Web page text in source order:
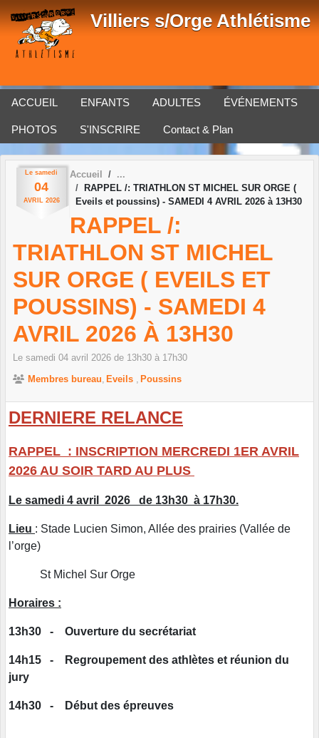
Villiers s/Orge Athlétisme
ACCUEIL ENFANTS ADULTES ÉVÉNEMENTS
PHOTOS S'INSCRIRE Contact & Plan
Le samedi
04
AVRIL 2026
Accueil
RAPPEL /: TRIATHLON ST MICHEL SUR ORGE (
Eveils et poussins) - SAMEDI 4 AVRIL 2026 à 13H30
RAPPEL /:
TRIATHLON ST MICHEL
SUR ORGE ( EVEILS ET
POUSSINS) - SAMEDI 4
AVRIL 2026 À 13H30
Le samedi 04 avril 2026 de 13h30 à 17h30
Membres bureau Eveils Poussins
DERNIERE RELANCE
RAPPEL : INSCRIPTION MERCREDI 1ER AVRIL
2026 AU SOIR TARD AU PLUS
Le samedi 4 avril 2026 de 13h30 à 17h30.
Lieu : Stade Lucien Simon, Allée des prairies (Vallée de
l’orge)
St Michel Sur Orge
Horaires :
13h30 - Ouverture du secrétariat
14h15 - Regroupement des athlètes et réunion du
jury
14h30 - Début des épreuves
Panneau de gestion des cookies